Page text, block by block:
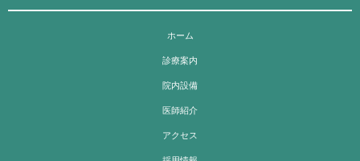
ホーム
診療案内
院内設備
医師紹介
アクセス